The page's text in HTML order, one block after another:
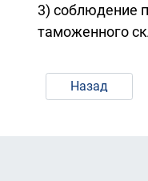
3) соблюдение
таможенного
Назад